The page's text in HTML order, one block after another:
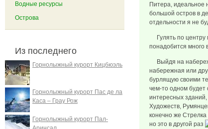
Питера, идеальное
большой остров в
отдельности я не
Гулять по центру
понадобится много
Выйдя на
набережная или
бурлящую своими
чем-то одном будет
интересных
Художеств,
конечно же Стрелка
но это в другой раз
Водные ресурсы
Острова
Из последнего
Горнолыжный курорт Кицбюэль
Горнолыжный курорт Пас де ла
Каса – Грау Рож
Горнолыжный курорт Пал-